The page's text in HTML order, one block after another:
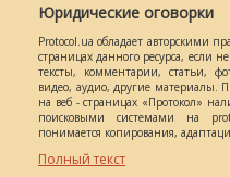
Юридические оговорки
Protocol.ua обладает авторскими
страницах данного ресурса, если
тексты, комментарии, статьи,
видео, аудио, другие материалы.
на веб - страницах «Протокол»
поисковыми системами на
понимается копирования,
Полный текст